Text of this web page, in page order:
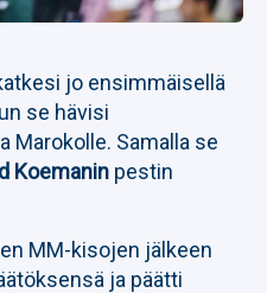
jo ensimmäisellä
se hävisi
Marokolle. Samalla se
Koemanin pestin
MM-kisojen jälkeen
ja päätti